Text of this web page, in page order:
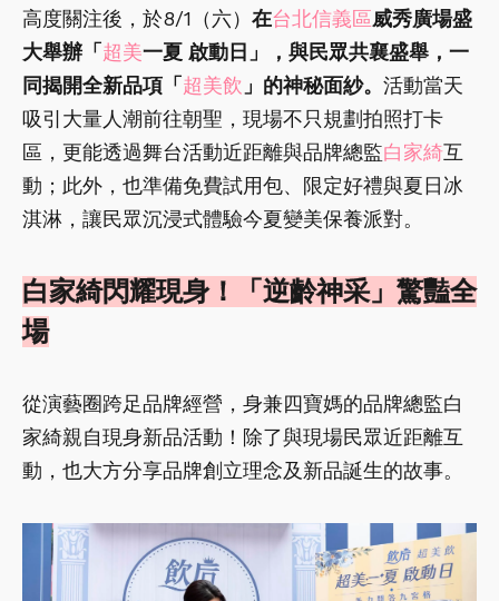
高度關注後，於8/1（六） 在台北信義區威秀廣場盛
大舉辦「 超美一夏 啟動日」，與民眾共襄盛舉，一
同揭開全新品項「 超美飲 」的神秘面紗。 活動當天
吸引大量人潮前往朝聖，現場不只規劃拍照打卡
區，更能透過舞台活動近距離與品牌總監白家綺互
動；此外，也準備免費試用包、限定好禮與夏日冰
淇淋，讓民眾沉浸式體驗今夏變美保養派對。
白家綺閃耀現身！「逆齡神采」驚豔全
場
從演藝圈跨足品牌經營，身兼四寶媽的品牌總監白
家綺親自現身新品活動！除了與現場民眾近距離互
動，也大方分享品牌創立理念及新品誕生的故事。